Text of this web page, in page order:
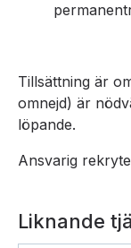
Tillsättning är
omnejd) är
löpande.
Ansvarig
Liknande